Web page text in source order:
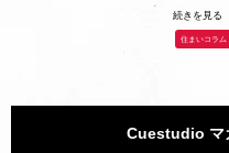
続きを見る
住まいコラム
Cuestudio マ